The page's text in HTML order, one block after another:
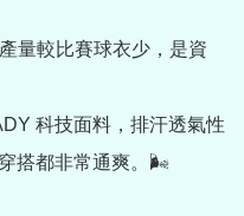
量較比賽球衣少，是資
科技面料，排汗透氣性
搭都非常通爽。🌬️